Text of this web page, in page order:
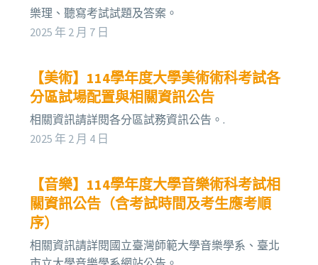
樂理、聽寫考試試題及答案。
2025 年 2 月 7 日
【美術】114學年度大學美術術科考試各
分區試場配置與相關資訊公告
相關資訊請詳閱各分區試務資訊公告。.
2025 年 2 月 4 日
【音樂】114學年度大學音樂術科考試相
關資訊公告（含考試時間及考生應考順
序）
相關資訊請詳閱國立臺灣師範大學音樂學系、臺北